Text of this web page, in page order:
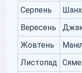
Серпень
Вересень
Жовтень
Листопад